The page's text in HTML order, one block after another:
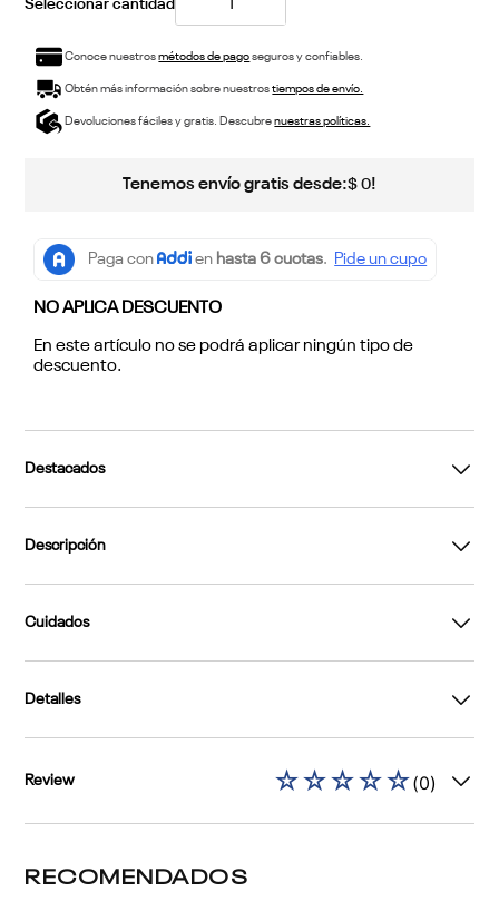
Conoce nuestrosmétodos de pagoseguros y confiables.
Obtén más información sobre nuestrostiempos de envío.
Devoluciones fáciles y gratis. Descubrenuestras políticas.
Tenemos envío gratis desde:$ 0!
NO APLICA DESCUENTO
En este artículo no se podrá aplicar ningún tipo de
descuento.
Destacados
Descripción
Cuidados
Detalles
Review ☆☆☆☆☆(0)
RECOMENDADOS